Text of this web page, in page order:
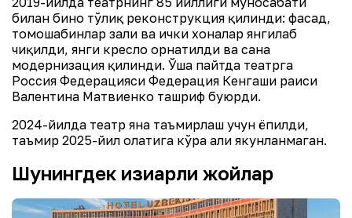
билан бино тўлиқ реконструкция қилинди: фасад,
томошабинлар зали ва ички хоналар янгилаб
чиқилди, янги кресло орнатилди ва саҳна
модернизация қилинди. Ўша пайтда театрга
Россия Федерацияси Федерация Кенгаши раиси
Валентина Матвиенко ташриф буюрди.
2024-йилда театр яна таъмирлаш учун ёпилди,
таъмир 2025-йил ҳолатига кўра ҳали якунланмаган.
Шунингдек қизиқарли жойлар